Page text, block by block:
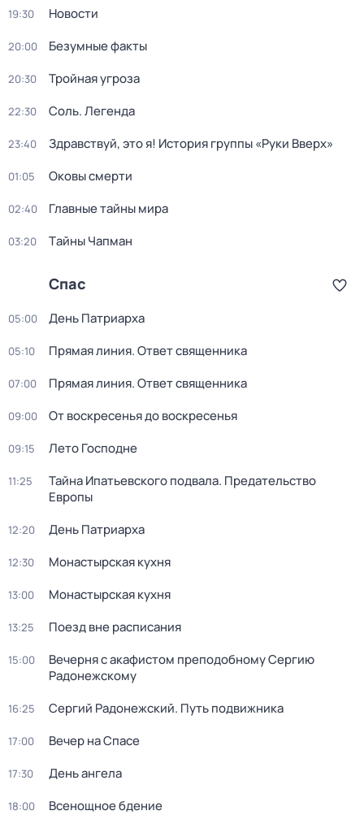
19:30 Новости
20:00 Бeзумные фaкты
20:30 Тройная угроза
22:30 Соль. Легенда
23:40 Здравствуй, это я! История группы «Руки Вверх»
01:05 Оковы смерти
02:40 Главные тайны мира
03:20 Тaйны Чапман
Спас
05:00 Дeнь Патриаpха
05:10 Прямая линия. Ответ священника
07:00 Прямая линия. Ответ священника
09:00 От воскресенья до воскресенья
09:15 Лето Господне
11:25
Тайна Ипатьевского подвала. Предательство
Европы
12:20 Дeнь Патриаpха
12:30 Монастырская кухня
13:00 Монастырская кухня
13:25 Поезд вне расписания
15:00
Вечерня с акафистом преподобному Сергию
Радонежскому
16:25 Сергий Радонежский. Путь подвижника
17:00 Вечер на Спасе
17:30 День ангела
18:00 Всенощное бдение